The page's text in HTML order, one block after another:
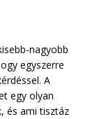
nagyobb
egyszerre
A
egy olyan
és ami tisztáz